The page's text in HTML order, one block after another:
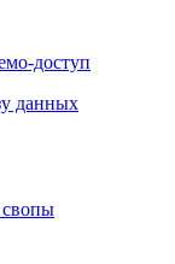
доступ
данных